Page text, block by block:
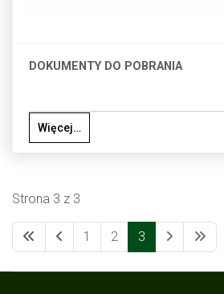
DOKUMENTY DO POBRANIA
Więcej…
Strona 3 z 3
1 2 3